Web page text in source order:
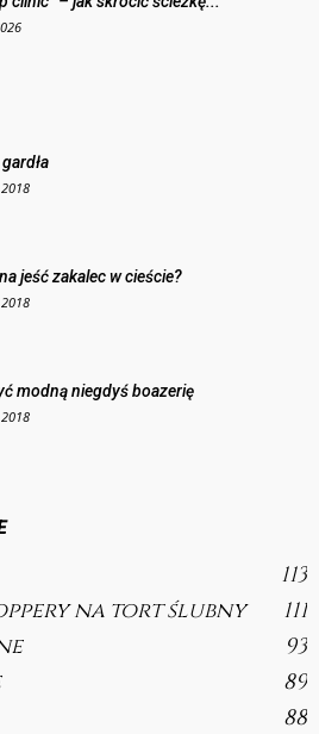
jeść zakalec w cieście?
modną niegdyś boazerię
113
na tort ślubny
111
93
89
88